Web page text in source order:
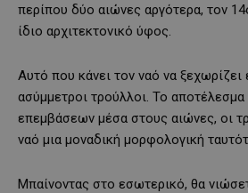
περίπου δύο αιώνες αργότερα, τον
ίδιο αρχιτεκτονικό ύφος.
Αυτό που κάνει τον ναό να ξεχωρίζει
ασύμμετροι τρούλλοι. Το
επεμβάσεων μέσα στους αιώνες, οι
ναό μια μοναδική μορφολογική
Μπαίνοντας στο εσωτερικό, θα